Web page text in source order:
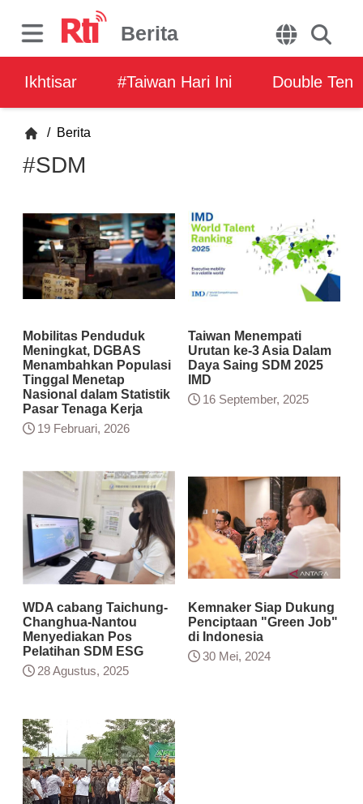
Berita
Ikhtisar #Taiwan Hari Ini Double Ten
/ Berita
#SDM
Mobilitas Penduduk
Meningkat, DGBAS
Menambahkan Populasi
Tinggal Menetap
Nasional dalam Statistik
Pasar Tenaga Kerja
19 Februari, 2026
Taiwan Menempati
Urutan ke-3 Asia Dalam
Daya Saing SDM 2025
IMD
16 September, 2025
WDA cabang Taichung-
Changhua-Nantou
Menyediakan Pos
Pelatihan SDM ESG
28 Agustus, 2025
Kemnaker Siap Dukung
Penciptaan "Green Job"
di Indonesia
30 Mei, 2024